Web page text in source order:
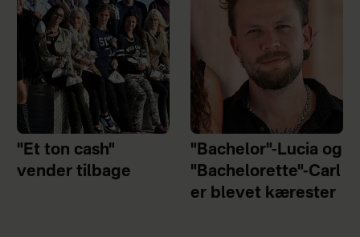
"Et ton cash"
vender tilbage
"Bachelor"-Lucia og
"Bachelorette"-Carl
er blevet kærester